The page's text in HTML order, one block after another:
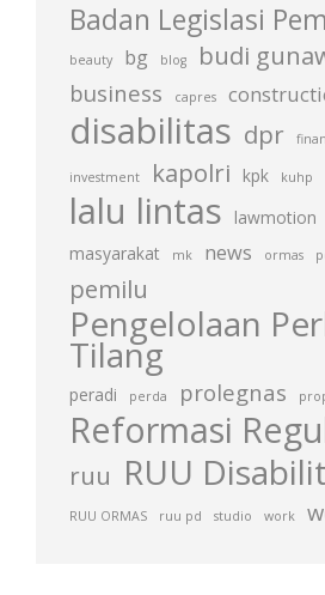
Badan Legislasi
beauty bg blog budi
business capres
disabilitas dpr
investment kapolri kpk kuhp
lalu lintas lawmotion
masyarakat mk news ormas
pemilu
Pengelolaan
Tilang
peradi perda prolegnas
Reformasi
ruu RUU
RUU ORMAS ruu pd studio work